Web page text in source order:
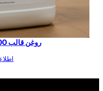
روغن قالب ECOCAST H2000